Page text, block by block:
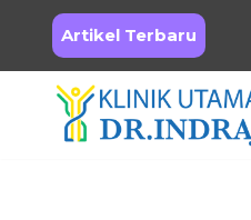
content
Artikel Terbaru